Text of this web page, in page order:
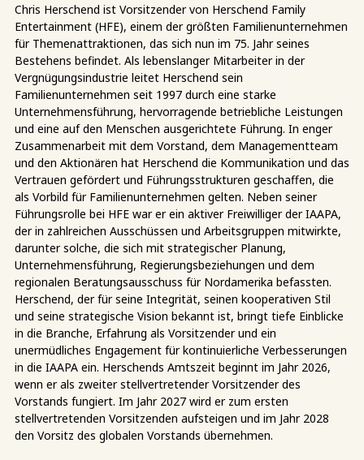
Chris Herschend ist Vorsitzender von Herschend Family
Entertainment (HFE), einem der größten Familienunternehmen
für Themenattraktionen, das sich nun im 75. Jahr seines
Bestehens befindet. Als lebenslanger Mitarbeiter in der
Vergnügungsindustrie leitet Herschend sein
Familienunternehmen seit 1997 durch eine starke
Unternehmensführung, hervorragende betriebliche Leistungen
und eine auf den Menschen ausgerichtete Führung. In enger
Zusammenarbeit mit dem Vorstand, dem Managementteam
und den Aktionären hat Herschend die Kommunikation und das
Vertrauen gefördert und Führungsstrukturen geschaffen, die
als Vorbild für Familienunternehmen gelten. Neben seiner
Führungsrolle bei HFE war er ein aktiver Freiwilliger der IAAPA,
der in zahlreichen Ausschüssen und Arbeitsgruppen mitwirkte,
darunter solche, die sich mit strategischer Planung,
Unternehmensführung, Regierungsbeziehungen und dem
regionalen Beratungsausschuss für Nordamerika befassten.
Herschend, der für seine Integrität, seinen kooperativen Stil
und seine strategische Vision bekannt ist, bringt tiefe Einblicke
in die Branche, Erfahrung als Vorsitzender und ein
unermüdliches Engagement für kontinuierliche Verbesserungen
in die IAAPA ein. Herschends Amtszeit beginnt im Jahr 2026,
wenn er als zweiter stellvertretender Vorsitzender des
Vorstands fungiert. Im Jahr 2027 wird er zum ersten
stellvertretenden Vorsitzenden aufsteigen und im Jahr 2028
den Vorsitz des globalen Vorstands übernehmen.